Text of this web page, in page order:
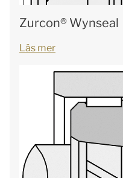
Zurcon® Wynseal
Läs mer